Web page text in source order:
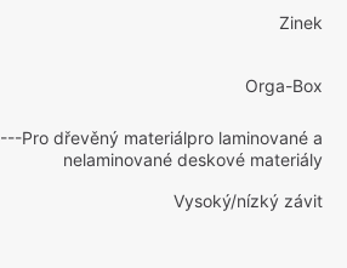
Zinek
Orga-Box
---Pro dřevěný materiálpro laminované a
nelaminované deskové materiály
Vysoký/nízký závit